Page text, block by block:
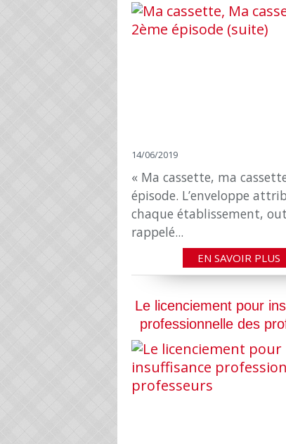
14/06/2019
« Ma cassette, ma
épisode. L’enveloppe
chaque établissement,
rappelé...
EN SAVOIR PLUS
Le licenciement pour
professionnelle des